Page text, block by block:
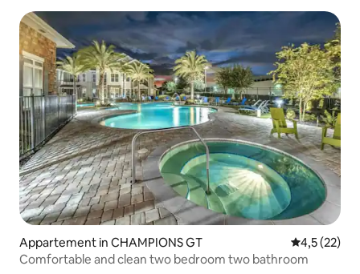
Appartement in CHAMPIONS GT
4,5 (22)
Comfortable and clean two bedroom two bathroom